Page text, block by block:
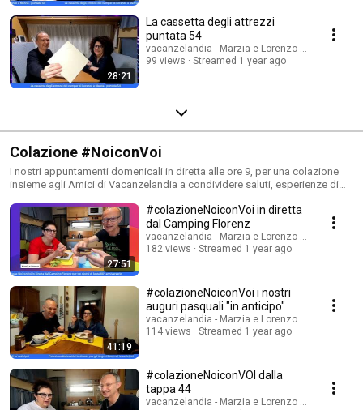
28:21
La cassetta degli attrezzi
puntata 54
vacanzelandia - Marzia e Lorenzo Travel
99 views
Streamed 1 year ago
Colazione #NoiconVoi
I nostri appuntamenti domenicali in diretta alle ore 9, per una colazione
insieme agli Amici di Vacanzelandia a condividere saluti, esperienze di
#diretta #camper #colazione #noiconvoi
27:51
#colazioneNoiconVoi in diretta
dal Camping Florenz
vacanzelandia - Marzia e Lorenzo Travel
182 views
Streamed 1 year ago
41:19
#colazioneNoiconVoi i nostri
auguri pasquali "in anticipo"
vacanzelandia - Marzia e Lorenzo Travel
114 views
Streamed 1 year ago
#colazioneNoiconVOI dalla
tappa 44
vacanzelandia - Marzia e Lorenzo Travel